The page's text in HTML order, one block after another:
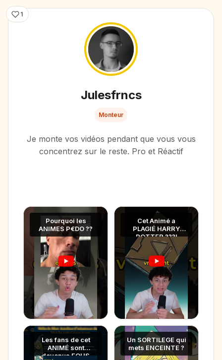
1
Julesfrncs
Monteur
Je monte vos vidéos pendant que vous vous
concentrez sur le reste. Pro et Réactif
Pourquoi les
ANIMES P€DO ??
Cet Animé a
PLAGIÉ HARRY
POTTER ???!
Un SORTILEGE qui
mets ENCEINTE ?
Les fans de cet
ANIMÉ sont
devenus FOUS